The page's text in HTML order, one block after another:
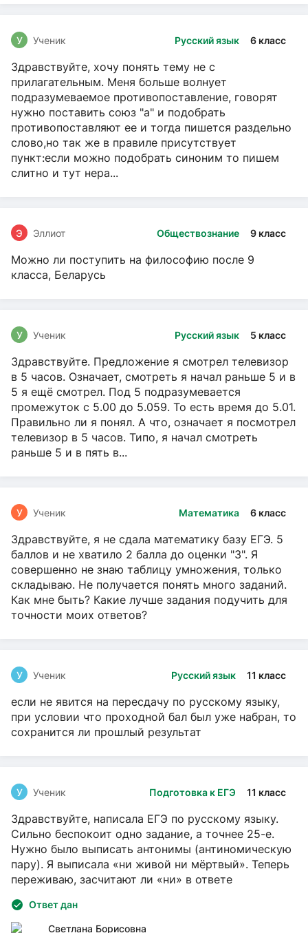
Русский язык 6 класс
У Ученик
Здравствуйте, хочу понять тему не с
прилагательным. Меня больше волнует
подразумеваемое противопоставление, говорят
нужно поставить союз "а" и подобрать
противопоставляют ее и тогда пишется раздельно
слово,но так же в правиле присутствует
пункт:если можно подобрать синоним то пишем
слитно и тут нера...
Обществознание 9 класс
Э Эллиот
Можно ли поступить на философию после 9
класса, Беларусь
Русский язык 5 класс
У Ученик
Здравствуйте. Предложение я смотрел телевизор
в 5 часов. Означает, смотреть я начал раньше 5 и в
5 я ещё смотрел. Под 5 подразумевается
промежуток с 5.00 до 5.059. То есть время до 5.01.
Правильно ли я понял. А что, означает я посмотрел
телевизор в 5 часов. Типо, я начал смотреть
раньше 5 и в пять в...
Математика 6 класс
У Ученик
Здравствуйте, я не сдала математику базу ЕГЭ. 5
баллов и не хватило 2 балла до оценки "3". Я
совершенно не знаю таблицу умножения, только
складываю. Не получается понять много заданий.
Как мне быть? Какие лучше задания подучить для
точности моих ответов?
Русский язык 11 класс
У Ученик
если не явится на пересдачу по русскому языку,
при условии что проходной бал был уже набран, то
сохранится ли прошлый результат
Подготовка к ЕГЭ 11 класс
У Ученик
Здравствуйте, написала ЕГЭ по русскому языку.
Сильно беспокоит одно задание, а точнее 25-е.
Нужно было выписать антонимы (антиномическую
пару). Я выписала «ни живой ни мёртвый». Теперь
переживаю, засчитают ли «ни» в ответе
Ответ дан
Светлана Борисовна